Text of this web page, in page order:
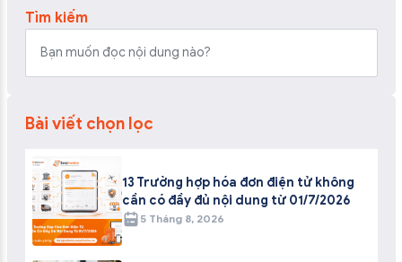
Tìm kiếm
Bài viết chọn lọc
13 Trường hợp hóa đơn điện tử không
cần có đầy đủ nội dung từ 01/7/2026
5 Tháng 8, 2026